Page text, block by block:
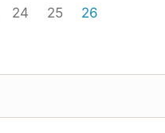
24 25
26